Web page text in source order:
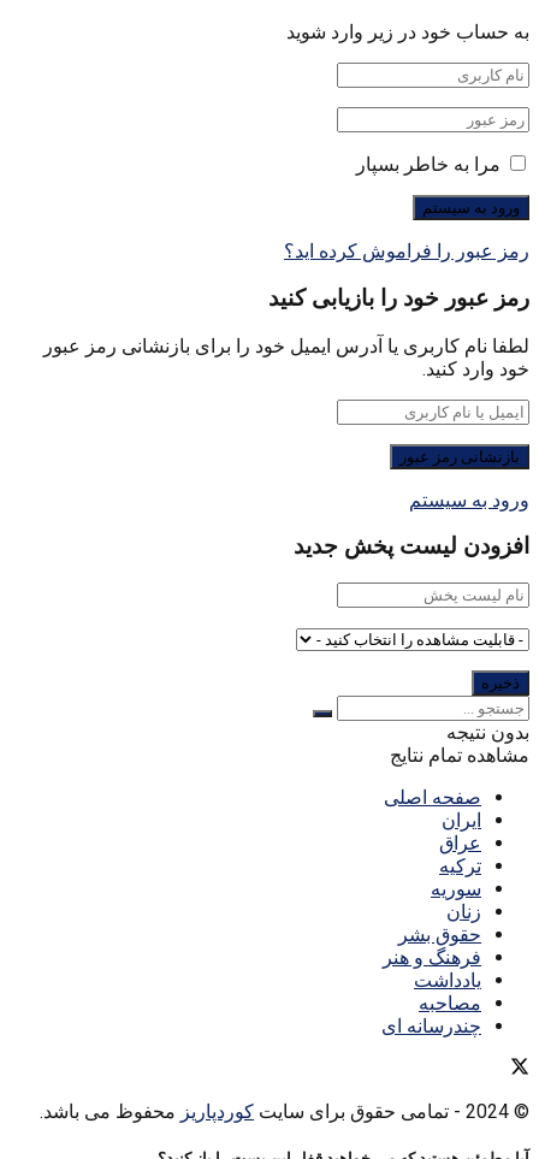
به حساب خود در زیر وارد شوید
مرا به خاطر بسپار
رمز عبور را فراموش کرده اید؟
رمز عبور خود را بازیابی کنید
لطفا نام کاربری یا آدرس ایمیل خود را برای بازنشانی رمز عبور
خود وارد کنید.
ورود به سیستم
افزودن لیست پخش جدید
بدون نتیجه
مشاهده تمام نتایج
صفحه اصلی
ایران
عراق
ترکیه
سوریه
زنان
حقوق بشر
فرهنگ و هنر
یادداشت
مصاحبه
چندرسانه ای
© 2024 - تمامی حقوق برای سایت کوردپاریز محفوظ می باشد.